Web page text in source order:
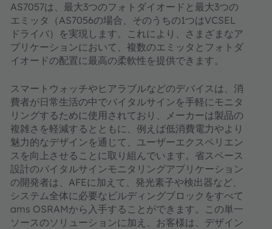
AS7057は、最大3つのフォトダイオードと最大3つの
エミッタ（AS7056の場合、そのうちの1つはVCSEL
ドライバ）を実現します。これにより、さまざまなア
プリケーションにおいて、複数のエミッタとフォトダ
イオードの配置に最高の柔軟性を提供できます。
スマートウォッチやヒアラブルなどのデバイスは、消
費者が日常生活の中でバイタルサインを手軽にモニタ
リングするために使用されており、メーカーは製品の
複雑さを軽減するとともに、例えば低消費電力やより
魅力的なデザインを通じて、ユーザーエクスペリエン
スを向上させることに取り組んでいます。省スペース
設計のバイタルサインモニタリングアプリケーション
の開発者は、AFEに加えて、発光素子や検出器など、
システム全体に必要なビルディングブロックをすべて
ams OSRAMから入手することができます。この単一
ソースのソリューションに加え、お客様は、デザイン